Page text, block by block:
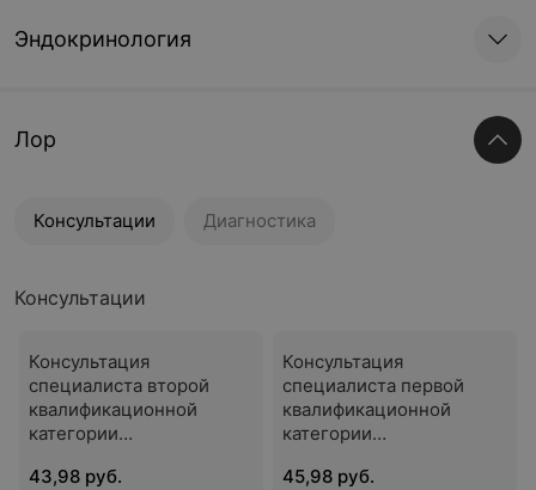
Эндокринология
Лор
Консультации Диагностика
Консультации
Консультация
специалиста второй
квалификационной
категории
43,98 руб.
Консультация
специалиста первой
квалификационной
категории
45,98 руб.